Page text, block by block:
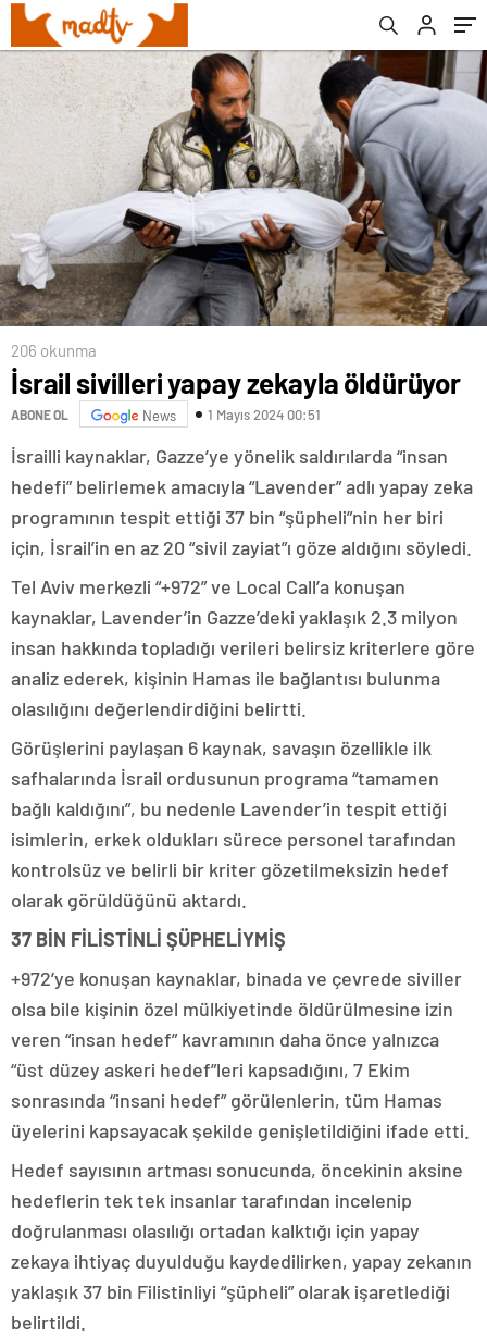
206 okunma
İsrail sivilleri yapay zekayla öldürüyor
ABONE OL News 1 Mayıs 2024 00:51
İsrailli kaynaklar, Gazze’ye yönelik saldırılarda “insan
hedefi” belirlemek amacıyla “Lavender” adlı yapay zeka
programının tespit ettiği 37 bin “şüpheli”nin her biri
için, İsrail’in en az 20 “sivil zayiat”ı göze aldığını söyledi.
Tel Aviv merkezli “+972” ve Local Call’a konuşan
kaynaklar, Lavender’in Gazze’deki yaklaşık 2.3 milyon
insan hakkında topladığı verileri belirsiz kriterlere göre
analiz ederek, kişinin Hamas ile bağlantısı bulunma
olasılığını değerlendirdiğini belirtti.
Görüşlerini paylaşan 6 kaynak, savaşın özellikle ilk
safhalarında İsrail ordusunun programa “tamamen
bağlı kaldığını”, bu nedenle Lavender’in tespit ettiği
isimlerin, erkek oldukları sürece personel tarafından
kontrolsüz ve belirli bir kriter gözetilmeksizin hedef
olarak görüldüğünü aktardı.
37 BİN FİLİSTİNLİ ŞÜPHELİYMİŞ
+972’ye konuşan kaynaklar, binada ve çevrede siviller
olsa bile kişinin özel mülkiyetinde öldürülmesine izin
veren “insan hedef” kavramının daha önce yalnızca
“üst düzey askeri hedef”leri kapsadığını, 7 Ekim
sonrasında “insani hedef” görülenlerin, tüm Hamas
üyelerini kapsayacak şekilde genişletildiğini ifade etti.
Hedef sayısının artması sonucunda, öncekinin aksine
hedeflerin tek tek insanlar tarafından incelenip
doğrulanması olasılığı ortadan kalktığı için yapay
zekaya ihtiyaç duyulduğu kaydedilirken, yapay zekanın
yaklaşık 37 bin Filistinliyi “şüpheli” olarak işaretlediği
belirtildi.